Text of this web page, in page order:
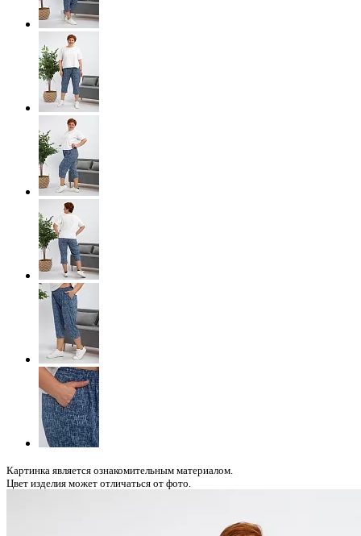
Картинка является ознакомительным материалом.
Цвет изделия может отличаться от фото.